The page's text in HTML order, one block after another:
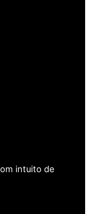
intuito de